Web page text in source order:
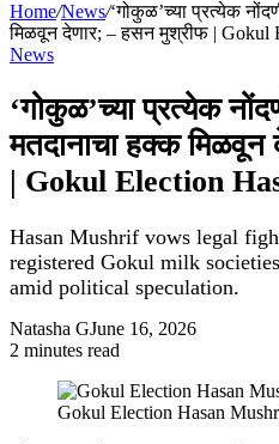
Home/News/‘गोकुळ’च्या प्रत्येक
मिळवून देणार; – हसन मुश्रीफ | Gokul
News
‘गोकुळ’च्या प्रत्येक
मतदानाचा हक्क
| Gokul Election
Hasan Mushrif vows legal
registered Gokul milk
amid political speculation.
Natasha GJune 16, 2026
2 minutes read
Gokul Election Hasan